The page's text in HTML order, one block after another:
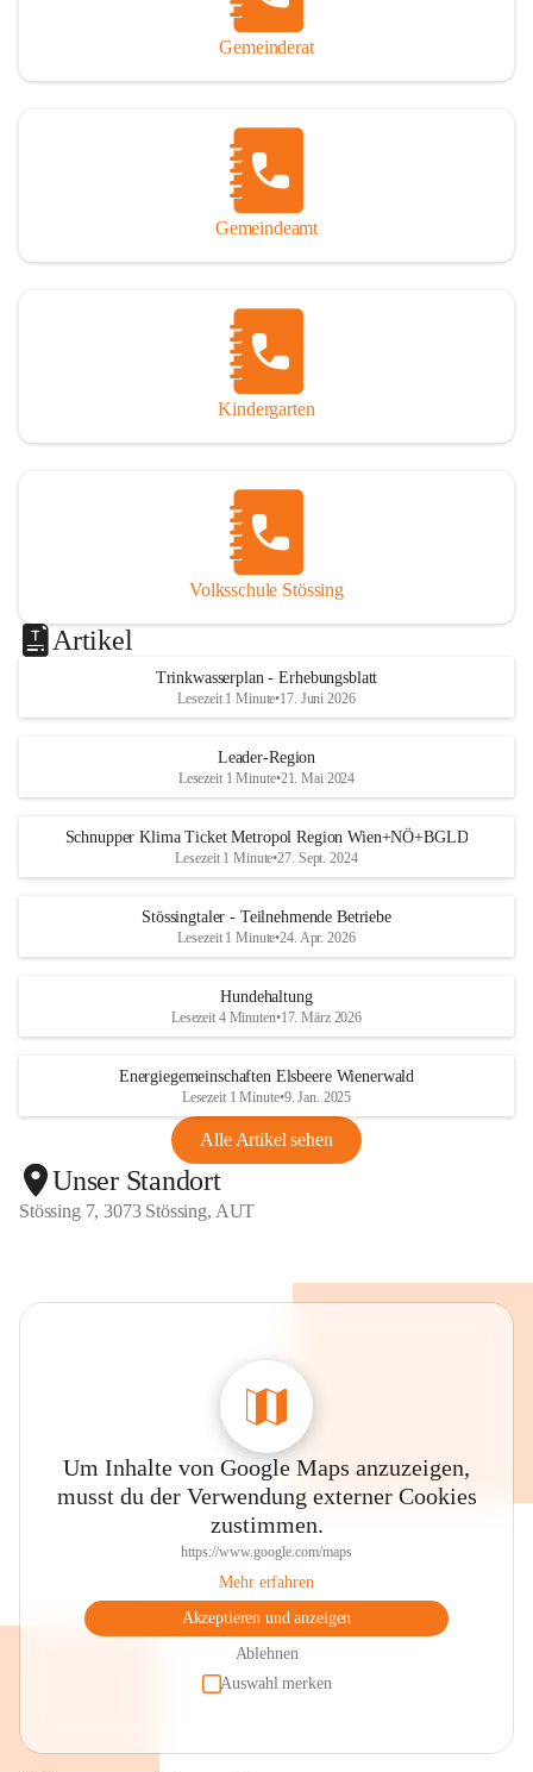
Gemeinderat
Gemeindeamt
Kindergarten
Volksschule Stössing
Artikel
Trinkwasserplan - Erhebungsblatt
Lesezeit 1 Minute•17. Juni 2026
Leader-Region
Lesezeit 1 Minute•21. Mai 2024
Schnupper Klima Ticket Metropol Region Wien+NÖ+BGLD
Lesezeit 1 Minute•27. Sept. 2024
Stössingtaler - Teilnehmende Betriebe
Lesezeit 1 Minute•24. Apr. 2026
Hundehaltung
Lesezeit 4 Minuten•17. März 2026
Energiegemeinschaften Elsbeere Wienerwald
Lesezeit 1 Minute•9. Jan. 2025
Alle Artikel sehen
Unser Standort
Stössing 7, 3073 Stössing, AUT
Um Inhalte von Google Maps anzuzeigen,
musst du der Verwendung externer Cookies
zustimmen.
https://www.google.com/maps
Mehr erfahren
Akzeptieren und anzeigen
Ablehnen
Auswahl merken